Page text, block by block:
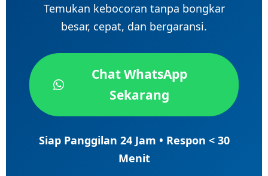
Temukan kebocoran tanpa bongkar
besar, cepat, dan bergaransi.
Chat WhatsApp
Sekarang
Siap Panggilan 24 Jam • Respon < 30
Menit